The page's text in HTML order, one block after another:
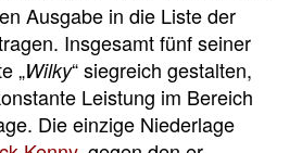
Ausgabe in die Liste der
Insgesamt fünf seiner
„Wilky“ siegreich gestalten,
Leistung im Bereich
Die einzige Niederlage